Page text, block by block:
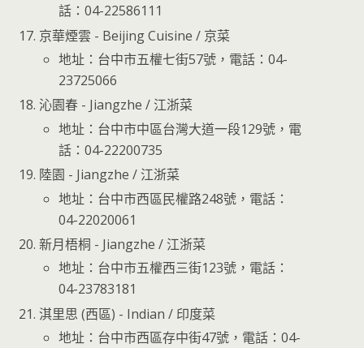
話：04-22586111
京華煙雲 - Beijing Cuisine / 京菜
地址：台中市五權七街57號，電話：04-
23725066
沁園春 - Jiangzhe / 江浙菜
地址：台中市中區台灣大道一段129號，電
話：04-22200735
陸園 - Jiangzhe / 江浙菜
地址：台中市西區民權路248號，電話：
04-22020061
新月梧桐 - Jiangzhe / 江浙菜
地址：台中市五權西三街123號，電話：
04-23783181
淇里思 (西區) - Indian / 印度菜
地址：台中市西區存中街47號，電話：04-